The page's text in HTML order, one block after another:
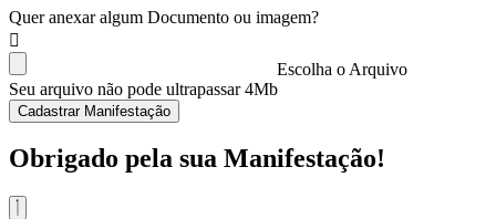
Quer anexar algum Documento ou imagem?
Escolha o Arquivo
Seu arquivo não pode ultrapassar 4Mb
Cadastrar Manifestação
Obrigado pela sua Manifestação!